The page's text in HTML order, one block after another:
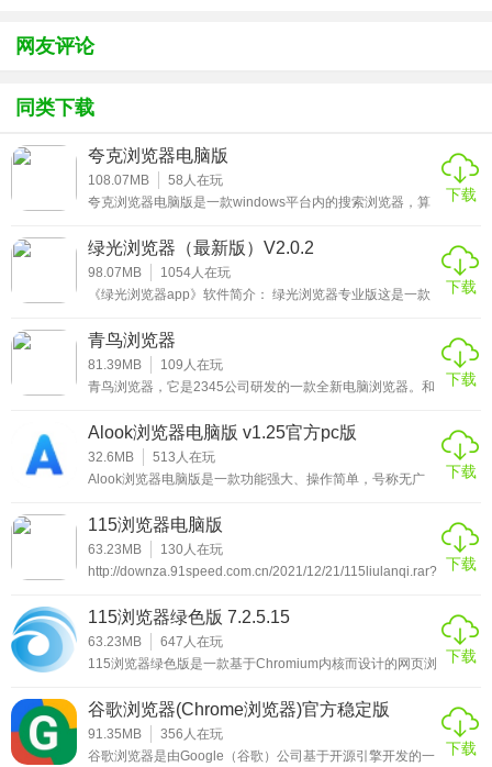
（120帧超
高清）
网友评论
同类下载
夸克浏览器电脑版
108.07MB 58 人在玩
夸克浏览器电脑版是一款windows平台内的搜索浏览器，算
软件还有游戏，还可以直接看小说支持加入书架，并且能够
根据个人爱好推送新闻，省流量内存小还有贴心的夜间模
式，喜欢的朋友就来下载试试吧！
下载
绿光浏览器（最新版）V2.0.2
98.07MB 1054人在玩
《绿光浏览器app》软件简介： 绿光浏览器专业版这是一款
国内外的很多你喜欢观看的新闻资源，都是可以看到的，而
无痕迹的浏览模
下载
青鸟浏览器
81.39MB 109 人在玩
青鸟浏览器，它是2345公司研发的一款全新电脑浏览器。和
件。采用的是Chromium97作为浏览器内核，浏览速度更
快、占用的内存更少；支持收藏、账号密码、文档加密保
护，并可以实现自动同步数据到云端。
下载
Alook浏览器电脑版 v1.25官方pc版
32.6MB 513 人在玩
Alook浏览器电脑版是一款功能强大、操作简单，号称无广
导用户推送视频、音乐、小说模式、电子书、广告过滤、导
航、菜单和设置等核心功能。Alook浏览器软件内置14种语
言翻译，可自动屏蔽侵入式广告，轻松打开txt、pdf、
epub、mobi、azw、azw3等文本格式。小编可以在此申
下载
115浏览器电脑版
63.23MB 130人在玩
http://downza.91speed.com.cn/2021/12/21/115liulanqi.rar? 下载
115浏览器绿色版 7.2.5.15
63.23MB 647 人在玩
115浏览器绿色版是一款基于Chromium内核而设计的网页浏
点的是，新版的115浏览器绿色版采用全新的Chrome浏览器
内核，全面支持HTML5技术，所以用户在浏览网页的时候，
打开的网页速度要快的多。还有一点就是这款浏览器可以无
缝连接115云端服务，实现115帐号自动登录，这对于使用
下载
谷歌浏览器(Chrome浏览器)官方稳定版
v83.0.4103.10
91.35MB 356 人在玩
谷歌浏览器是由Google（谷歌）公司基于开源引擎开发的一
下载